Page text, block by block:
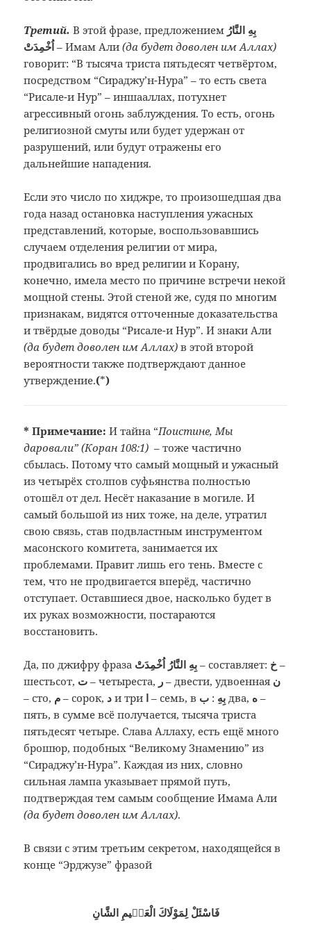
Третий. В этой фразе, предложением بِهِ النَّارُ
اُخْمِدَتْ – Имам Али(да будет доволен им Аллах)
говорит: “В тысяча триста пятьдесят четвёртом,
посредством “Сираджу’н-Нура” – то есть света
“Рисале-и Нур” – иншааллах, потухнет
агрессивный огонь заблуждения. То есть, огонь
религиозной смуты или будет удержан от
разрушений, или будут отражены его
дальнейшие нападения.
Если это число по хиджре, то произошедшая два
года назад остановка наступления ужасных
представлений, которые, воспользовавшись
случаем отделения религии от мира,
продвигались во вред религии и Корану,
конечно, имела место по причине встречи некой
мощной стены. Этой стеной же, судя по многим
признакам, видятся отточенные доказательства
и твёрдые доводы “Рисале-и Нур”. И знаки Али
(да будет доволен им Аллах) в этой второй
вероятности также подтверждают данное
утверждение.(*)
* Примечание:И тайна “Поистине, Мы
даровали” (Коран 108:1) – тожечастично
сбылась. Потому что самыймощный и ужасный
из четырёх столповсуфьянства полностью
отошёл от дел.Несёт наказание в могиле. И
самый большойиз них тоже, на деле, утратил
свою связь,став подвластным инструментом
масонскогокомитета, занимается их
проблемами.Правит лишь его тень. Вместе с
тем, чтоне продвигается вперёд, частично
отступает. Оставшиеся двое, насколькобудет в
их руках возможности, постараются
восстановить.
Да, по джифру фраза بِهِ النَّارُ اُخْمِدَتْ – составляет: خ –
шестьсот,
ت– четыреста, ر – двести, удвоенная ن
– сто, م – сорок, د и три ا – семь, в بِهِ : ب два, ه –
пять, в сумме всё получается, тысяча триста
пятьдесят четыре. Слава Аллаху, есть ещё много
брошюр, подобных “Великому Знамению” из
“Сираджу’н-Нура”. Каждая из них, словно
сильная лампа указывает прямой путь,
подтверждая тем самым сообщение Имама Али
(да будет доволен им Аллах).
В связи с этим третьим секретом, находящейся в
конце “Эрджузе” фразой
فَاسْئَلْ لِمَوْلَاكَ الْعَظٖيمِ الشَّانِ